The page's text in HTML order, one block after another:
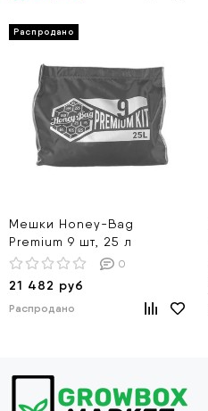
Мешки Honey-Bag
Premium 9 шт, 25 л
0
21 482 руб
Распродано